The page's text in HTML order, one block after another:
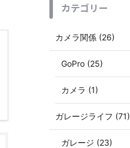
カテゴリー
カメラ関係 (26)
GoPro (25)
カメラ (1)
ガレージライフ (71)
ガレージ (23)